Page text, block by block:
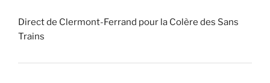
Direct de Clermont-Ferrand pour la Colère des Sans
Trains